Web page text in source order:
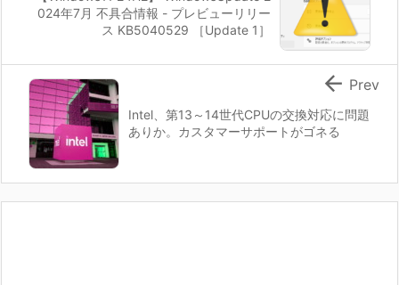
024年7月 不具合情報 - プレビューリリー
ス KB5040529 ［Update 1］
Intel、第13～14世代CPUの交換対応に問題
ありか。カスタマーサポートがゴネる
 Prev